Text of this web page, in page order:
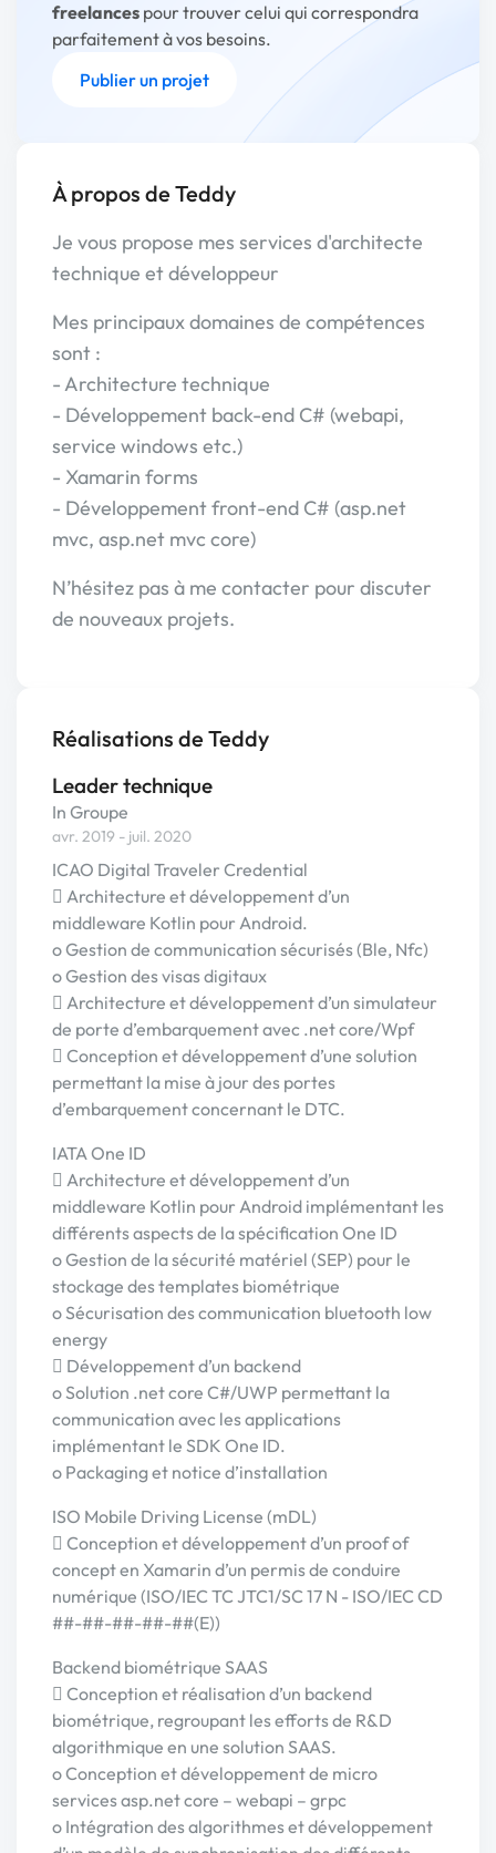
freelances pour trouver celui qui correspondra
parfaitement à vos besoins.
Publier un projet
À propos de Teddy
Je vous propose mes services d'architecte
technique et développeur
Mes principaux domaines de compétences
sont :
- Architecture technique
- Développement back-end C# (webapi,
service windows etc.)
- Xamarin forms
- Développement front-end C# (asp.net
mvc, asp.net mvc core)
N’hésitez pas à me contacter pour discuter
de nouveaux projets.
Réalisations de Teddy
Leader technique
In Groupe
avr. 2019 - juil. 2020
ICAO Digital Traveler Credential
 Architecture et développement d’un
middleware Kotlin pour Android.
o Gestion de communication sécurisés (Ble, Nfc)
o Gestion des visas digitaux
 Architecture et développement d’un simulateur
de porte d’embarquement avec .net core/Wpf
 Conception et développement d’une solution
permettant la mise à jour des portes
d’embarquement concernant le DTC.
IATA One ID
 Architecture et développement d’un
middleware Kotlin pour Android implémentant les
différents aspects de la spécification One ID
o Gestion de la sécurité matériel (SEP) pour le
stockage des templates biométrique
o Sécurisation des communication bluetooth low
energy
 Développement d’un backend
o Solution .net core C#/UWP permettant la
communication avec les applications
implémentant le SDK One ID.
o Packaging et notice d’installation
ISO Mobile Driving License (mDL)
 Conception et développement d’un proof of
concept en Xamarin d’un permis de conduire
numérique (ISO/IEC TC JTC1/SC 17 N - ISO/IEC CD
##-##-##-##-##(E))
Backend biométrique SAAS
 Conception et réalisation d’un backend
biométrique, regroupant les efforts de R&D
algorithmique en une solution SAAS.
o Conception et développement de micro
services asp.net core – webapi – grpc
o Intégration des algorithmes et développement